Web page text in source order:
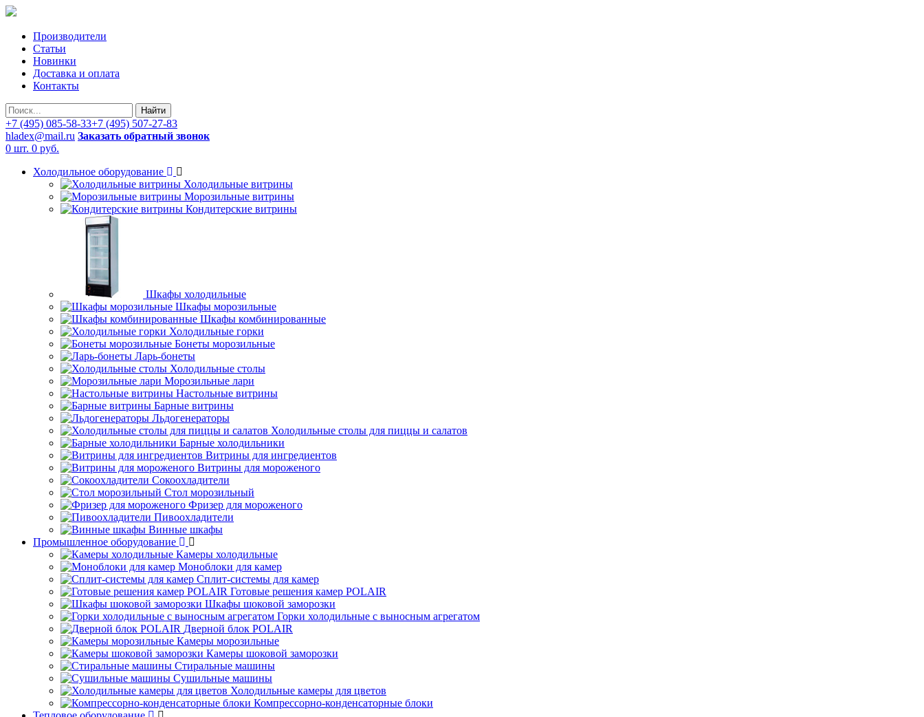
Производители
Статьи
Новинки
Доставка и оплата
Контакты
Найти
+7 (495) 085-58-33+7 (495) 507-27-83
hladex@mail.ru Заказать обратный звонок
0 шт. 0 руб.
Холодильное оборудование
Холодильные витрины
Морозильные витрины
Кондитерские витрины
Шкафы холодильные
Шкафы морозильные
Шкафы комбинированные
Холодильные горки
Бонеты морозильные
Ларь-бонеты
Холодильные столы
Морозильные лари
Настольные витрины
Барные витрины
Льдогенераторы
Холодильные столы для пиццы и салатов
Барные холодильники
Витрины для ингредиентов
Витрины для мороженого
Сокоохладители
Стол морозильный
Фризер для мороженого
Пивоохладители
Винные шкафы
Промышленное оборудование
Камеры холодильные
Моноблоки для камер
Сплит-системы для камер
Готовые решения камер POLAIR
Шкафы шоковой заморозки
Горки холодильные с выносным агрегатом
Дверной блок POLAIR
Камеры морозильные
Камеры шоковой заморозки
Стиральные машины
Сушильные машины
Холодильные камеры для цветов
Компрессорно-конденсаторные блоки